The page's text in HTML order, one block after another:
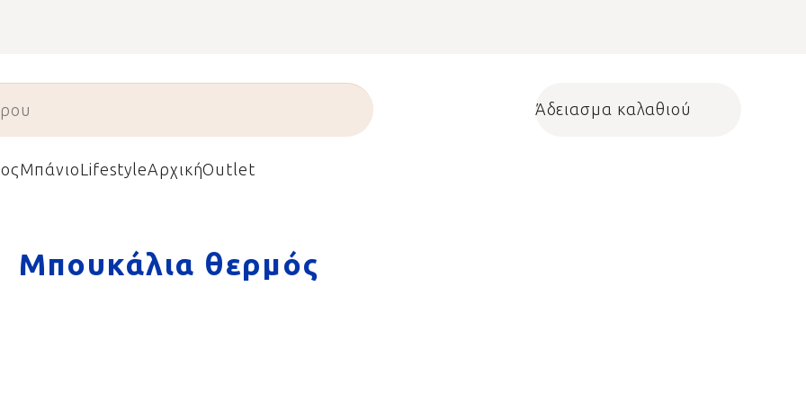
Shopping cart
Άδειασμα καλαθιού
ΜπάνιοLifestyleΑρχικήOutlet
Μπουκάλια θερμός